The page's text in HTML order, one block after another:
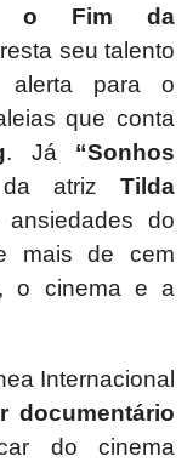
o Fim da
seu talento
para o
que conta
. Já “Sonhos
atriz Tilda
do
mais de cem
o cinema e a
Internacional
documentário
do cinema